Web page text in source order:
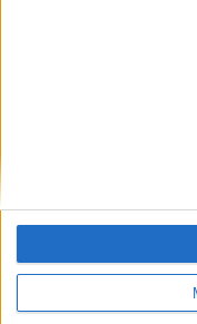
SIGUE